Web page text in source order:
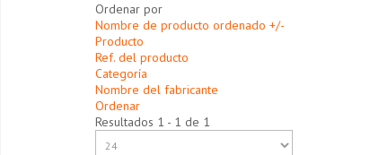
Ordenar por
Nombre de producto ordenado +/-
Producto
Ref. del producto
Categoría
Nombre del fabricante
Ordenar
Resultados 1 - 1 de 1